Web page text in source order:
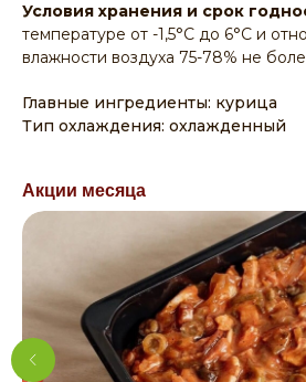
Условия хранения и срок
температуре от -1,5°С до 6°С и
влажности воздуха 75-78% не
Главные ингредиенты: курица
Тип охлаждения: охлажденный
Акции месяца